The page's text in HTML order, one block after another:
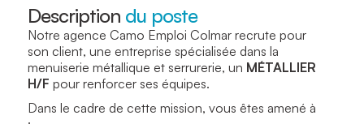
Description du poste
Notre agence Camo Emploi Colmar recrute pour
son client, une entreprise spécialisée dans la
menuiserie métallique et serrurerie, un MÉTALLIER
H/F pour renforcer ses équipes.
Dans le cadre de cette mission, vous êtes amené à